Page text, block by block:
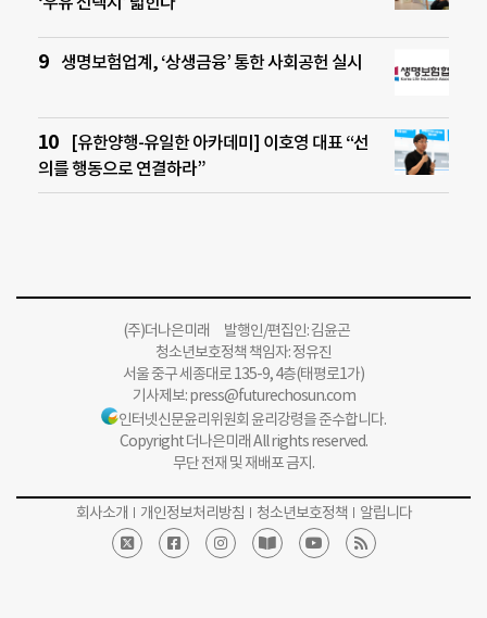
생명보험업계, ‘상생금융’ 통한 사회공헌 실시
[유한양행-유일한 아카데미] 이호영 대표 “선
의를 행동으로 연결하라”
(주)더나은미래 발행인/편집인: 김윤곤
청소년보호정책 책임자: 정유진
서울 중구 세종대로 135-9, 4층(태평로1가)
기사제보:press@futurechosun.com
인터넷신문윤리위원회 윤리강령을 준수합니다.
Copyright 더나은미래 All rights reserved.
무단 전재 및 재배포 금지.
회사소개 개인정보처리방침 청소년보호정책 알립니다